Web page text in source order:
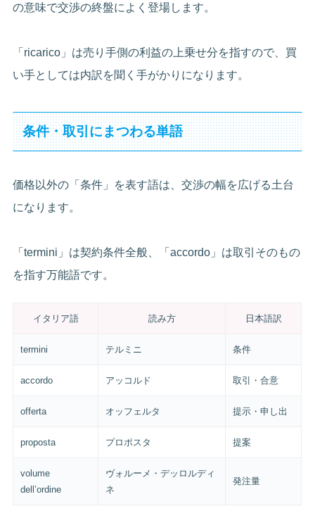
の意味で交渉の終盤によく登場します。
「ricarico」は売り手側の利益の上乗せ分を指すので、買
い手としては内訳を聞く手がかりになります。
条件・取引にまつわる単語
価格以外の「条件」を表す語は、交渉の幅を広げる土台
になります。
「termini」は契約条件全般、「accordo」は取引そのもの
を指す万能語です。
イタリア語 読み方 日本語訳
termini テルミニ 条件
accordo アッコルド 取引・合意
offerta オッフェルタ 提示・申し出
proposta プロポスタ 提案
volume
dell’ordine
ヴォルーメ・デッロルディ
ネ
発注量